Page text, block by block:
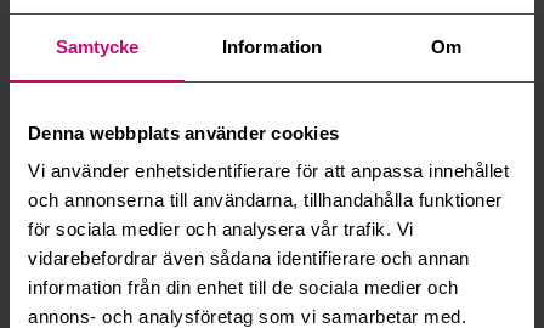
Samtycke Information Om
Denna webbplats använder cookies
Vi använder enhetsidentifierare för att anpassa innehållet
och annonserna till användarna, tillhandahålla funktioner
för sociala medier och analysera vår trafik. Vi
vidarebefordrar även sådana identifierare och annan
information från din enhet till de sociala medier och
annons- och analysföretag som vi samarbetar med.
Läs fler frågor och svar
Mer från samma kategori